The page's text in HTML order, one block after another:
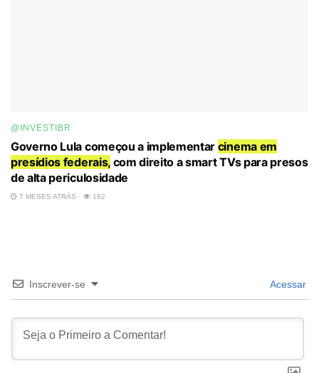
@INVESTIBR
Governo Lula começou a implementar cinema em
presídios federais,com direito a smart TVs para presos
de alta periculosidade
7 MESES ATRÁS 182
Inscrever-se Acessar